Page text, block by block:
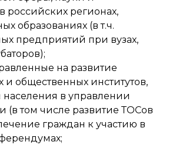
российских регионах,
образованиях (в т.ч.
предприятий при вузах,
на развитие
и общественных институтов,
населения в управлении
(в том числе развитие ТОСов
граждан к участию в